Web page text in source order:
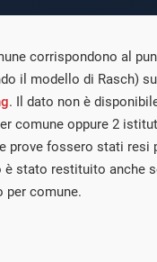
corrispondono al
il modello di Rasch)
. Il dato non è
comune oppure 2
prove fossero stati resi
stato restituito anche
comune.